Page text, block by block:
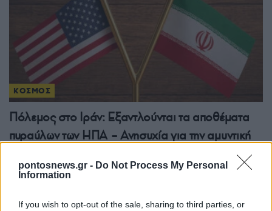
pontosnews.gr - Do Not Process My Personal
Information
If you wish to opt-out of the sale, sharing to third parties, or
ΚΟΣΜΟΣ
Πόλεμος στο Ιράν: Εξαντλούνται τα αποθέματα
πυραύλων των ΗΠΑ – Ανησυχία για την αμυντική
4/08/2026 - 7:50μμ